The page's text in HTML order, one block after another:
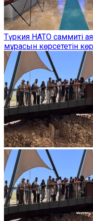
Түркия НАТО саммиті
мұрасын көрсететін